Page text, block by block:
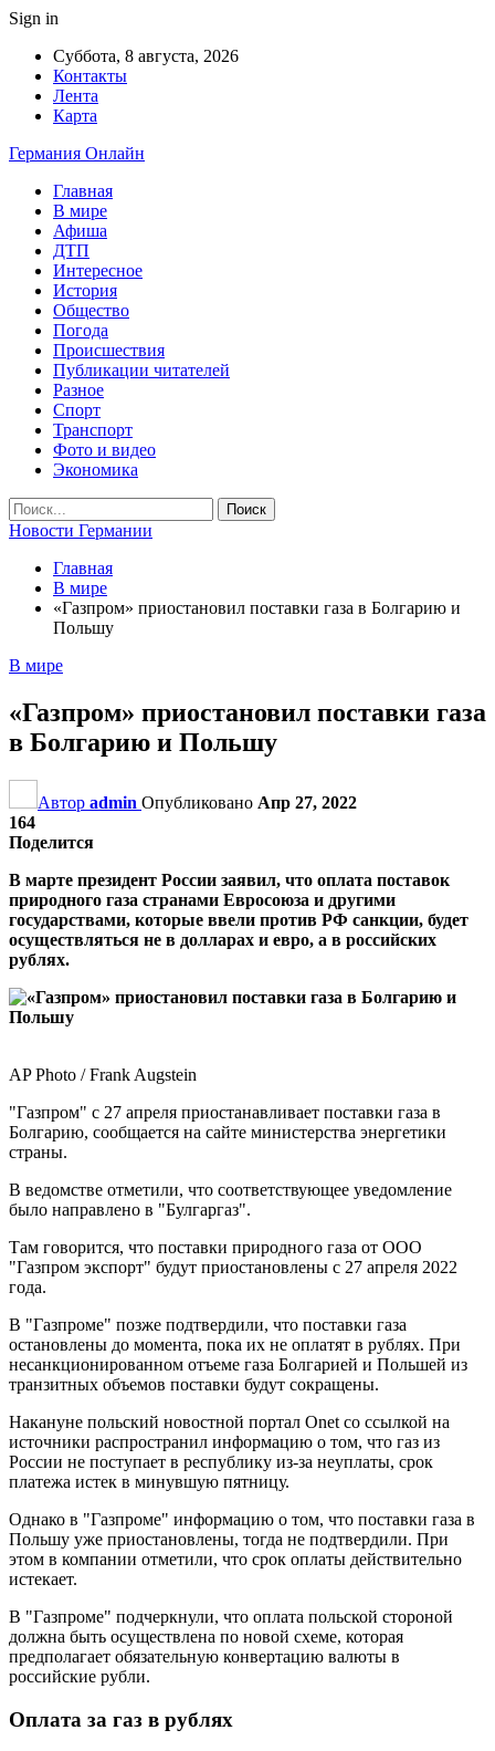
Sign in
Суббота, 8 августа, 2026
Контакты
Лента
Карта
Германия Онлайн
Главная
В мире
Афиша
ДТП
Интересное
История
Общество
Погода
Происшествия
Публикации читателей
Разное
Спорт
Транспорт
Фото и видео
Экономика
Новости Германии
Главная
В мире
«Газпром» приостановил поставки газа в Болгарию и
Польшу
В мире
«Газпром» приостановил поставки газа
в Болгарию и Польшу
Автор admin Опубликовано Апр 27, 2022
164
Поделится
В марте президент России заявил, что оплата поставок
природного газа странами Евросоюза и другими
государствами, которые ввели против РФ санкции, будет
осуществляться не в долларах и евро, а в российских
рублях.
AP Photo / Frank Augstein
"Газпром" с 27 апреля приостанавливает поставки газа в
Болгарию, сообщается на сайте министерства энергетики
страны.
В ведомстве отметили, что соответствующее уведомление
было направлено в "Булгаргаз".
Там говорится, что поставки природного газа от ООО
"Газпром экспорт" будут приостановлены с 27 апреля 2022
года.
В "Газпроме" позже подтвердили, что поставки газа
остановлены до момента, пока их не оплатят в рублях. При
несанкционированном отъеме газа Болгарией и Польшей из
транзитных объемов поставки будут сокращены.
Накануне польский новостной портал Onet со ссылкой на
источники распространил информацию о том, что газ из
России не поступает в республику из-за неуплаты, срок
платежа истек в минувшую пятницу.
Однако в "Газпроме" информацию о том, что поставки газа в
Польшу уже приостановлены, тогда не подтвердили. При
этом в компании отметили, что срок оплаты действительно
истекает.
В "Газпроме" подчеркнули, что оплата польской стороной
должна быть осуществлена по новой схеме, которая
предполагает обязательную конвертацию валюты в
российские рубли.
Оплата за газ в рублях